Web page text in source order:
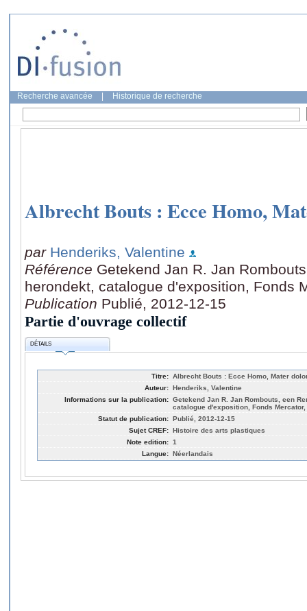
Recherche avancée Historique de recherche
Albrecht Bouts : Ecce Homo,
par Henderiks, Valentine
Référence Getekend Jan R. Jan
herondekt, catalogue d'exposition, Fonds
Publication Publié, 2012-12-15
Partie d'ouvrage collectif
DÉTAILS
Titre: Albrecht Bouts : Ecce Homo, Mater
Auteur: Henderiks, Valentine
Informations sur la publication: Getekend Jan R. Jan Rombouts, een
catalogue d'exposition, Fonds Mercator,
Statut de publication: Publié, 2012-12-15
Sujet CREF: Histoire des arts plastiques
Note edition: 1
Langue: Néerlandais